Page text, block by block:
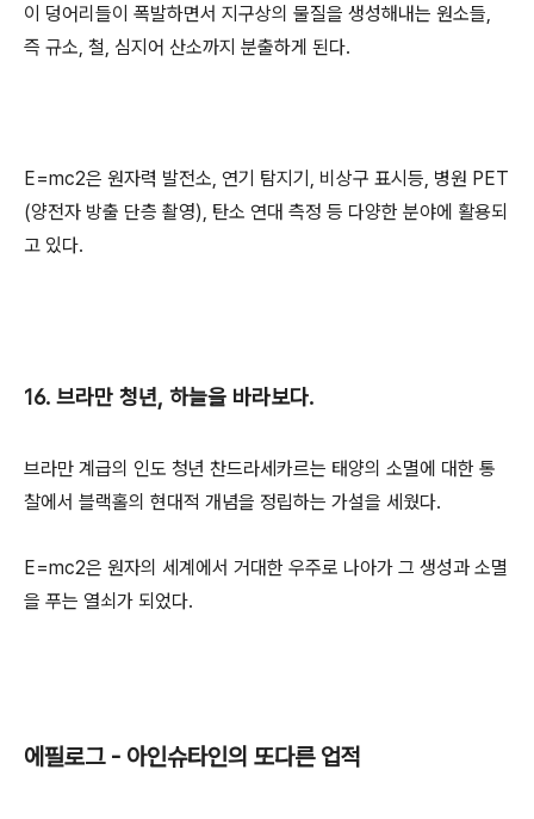
이 덩어리들이 폭발하면서 지구상의 물질을 생성해내는 원소들,
즉 규소, 철, 심지어 산소까지 분출하게 된다.
E=mc2은 원자력 발전소, 연기 탐지기, 비상구 표시등, 병원 PET
(양전자 방출 단층 촬영), 탄소 연대 측정 등 다양한 분야에 활용되
고 있다.
16. 브라만 청년, 하늘을 바라보다.
브라만 계급의 인도 청년 찬드라세카르는 태양의 소멸에 대한 통
찰에서 블랙홀의 현대적 개념을 정립하는 가설을 세웠다.
E=mc2은 원자의 세계에서 거대한 우주로 나아가 그 생성과 소멸
을 푸는 열쇠가 되었다.
에필로그 - 아인슈타인의 또다른 업적